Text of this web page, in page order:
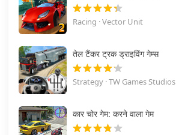
Racing · Vector Unit
तेल टैंकर ट्रक ड्राइविंग गेम्स
Strategy · TW Games Studios
कार चोर गेम: करने वाला गेम